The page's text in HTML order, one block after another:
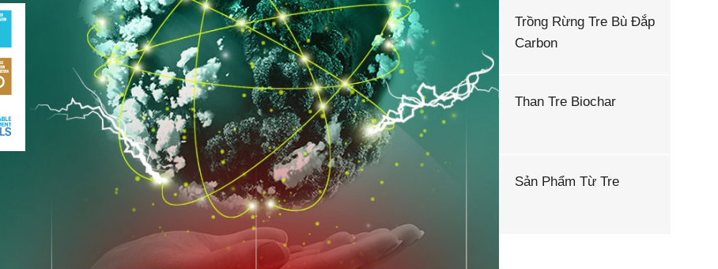
Trồng Rừng Tre Bù Đắp
Carbon
Than Tre Biochar
Sản Phẩm Từ Tre